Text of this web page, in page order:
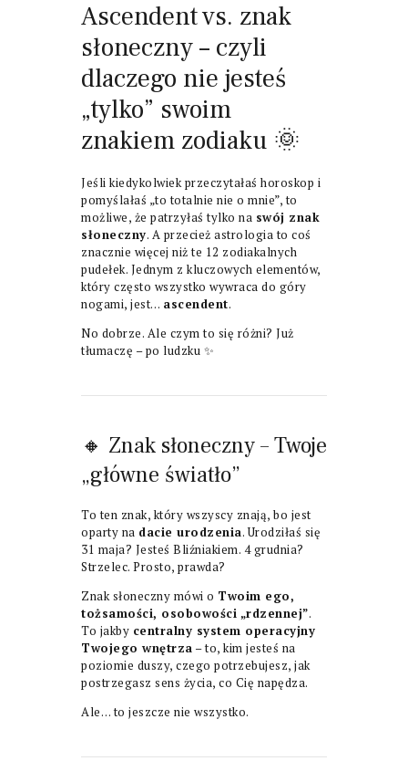
Ascendent vs. znak
słoneczny – czyli
dlaczego nie jesteś
„tylko” swoim
znakiem zodiaku 🌞
Jeśli kiedykolwiek przeczytałaś horoskop i
pomyślałaś „to totalnie nie o mnie”, to
możliwe, że patrzyłaś tylko na swój znak
słoneczny. A przecież astrologia to coś
znacznie więcej niż te 12 zodiakalnych
pudełek. Jednym z kluczowych elementów,
który często wszystko wywraca do góry
nogami, jest… ascendent.
No dobrze. Ale czym to się różni? Już
tłumaczę – po ludzku ✨
🔸 Znak słoneczny – Twoje
„główne światło”
To ten znak, który wszyscy znają, bo jest
oparty na dacie urodzenia. Urodziłaś się
31 maja? Jesteś Bliźniakiem. 4 grudnia?
Strzelec. Prosto, prawda?
Znak słoneczny mówi o Twoim ego,
tożsamości, osobowości „rdzennej”.
To jakby centralny system operacyjny
Twojego wnętrza – to, kim jesteś na
poziomie duszy, czego potrzebujesz, jak
postrzegasz sens życia, co Cię napędza.
Ale… to jeszcze nie wszystko.